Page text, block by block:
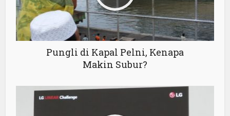
Pungli di Kapal Pelni, Kenapa
Makin Subur?